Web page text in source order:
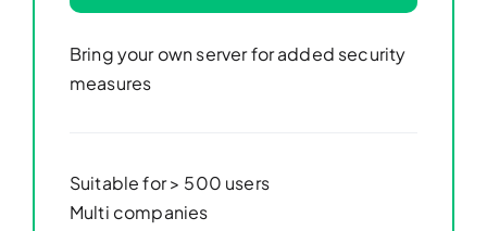
Bring your own server for added security
measures
Suitable for > 500 users
Multi companies